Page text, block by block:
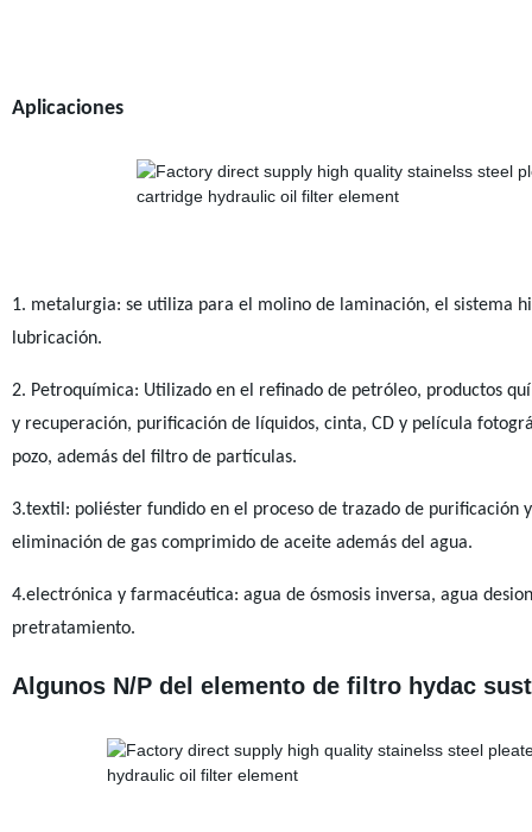
Aplicaciones
1. metalurgia: se utiliza para el molino de laminación, el sistema
lubricación.
2. Petroquímica: Utilizado en el refinado de petróleo, productos
y recuperación, purificación de líquidos, cinta, CD y película
pozo, además del filtro de partículas.
3.textil: poliéster fundido en el proceso de trazado de
eliminación de gas comprimido de aceite además del agua.
4.electrónica y farmacéutica: agua de ósmosis inversa, agua
pretratamiento.
Algunos N/P del elemento de filtro hydac